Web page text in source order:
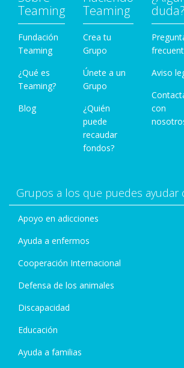
Teaming
Fundación
Teaming
¿Qué es
Teaming?
Blog
Teaming
Crea tu
Grupo
Únete a un
Grupo
¿Quién
puede
recaudar
fondos?
duda?
Aviso
con
Grupos a los que puedes ayudar
Apoyo en adicciones
Ayuda a enfermos
Cooperación Internacional
Defensa de los animales
Discapacidad
Educación
Ayuda a familias